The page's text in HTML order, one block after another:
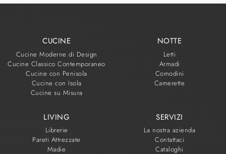
CUCINE
Cucine Moderne di Design
Cucine Classico Contemporaneo
Cucine con Penisola
Cucine con Isola
Cucine su Misura
NOTTE
Letti
Armadi
Comodini
Camerette
LIVING
Librerie
Pareti Attrezzate
Madie
SERVIZI
La nostra azienda
Contattaci
Cataloghi